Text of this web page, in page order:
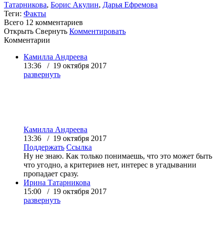
Татарникова, Борис Акулин, Дарья Ефремова
Теги: Факты
Всего 12 комментариев
Открыть Свернуть Комментировать
Комментарии
Камилла Андреева
13:36 / 19 октября 2017
развернуть
Камилла Андреева
13:36 / 19 октября 2017
Поддержать Ссылка
Ну не знаю. Как только понимаешь, что это может быть
что угодно, а критериев нет, интерес в угадывании
пропадает сразу.
Ирина Татарникова
15:00 / 19 октября 2017
развернуть